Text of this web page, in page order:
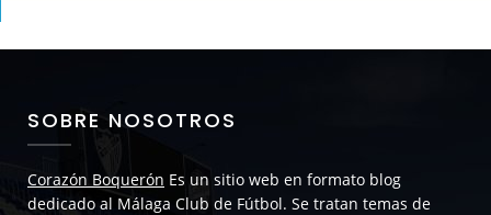
SOBRE NOSOTROS
Corazón Boquerón Es un sitio web en formato blog
dedicado al Málaga Club de Fútbol. Se tratan temas de